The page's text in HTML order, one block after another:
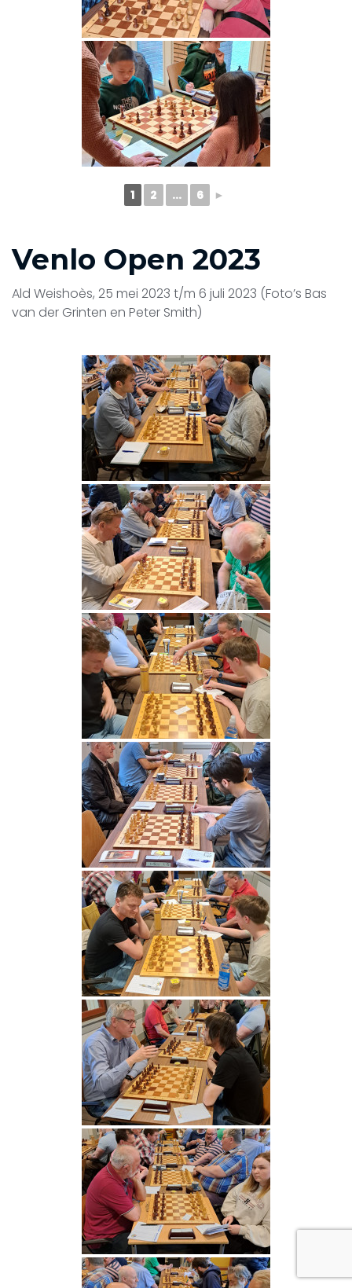
1 2 ... 6 ►
Venlo Open 2023
Ald Weishoès, 25 mei 2023 t/m 6 juli 2023 (Foto’s Bas
van der Grinten en Peter Smith)